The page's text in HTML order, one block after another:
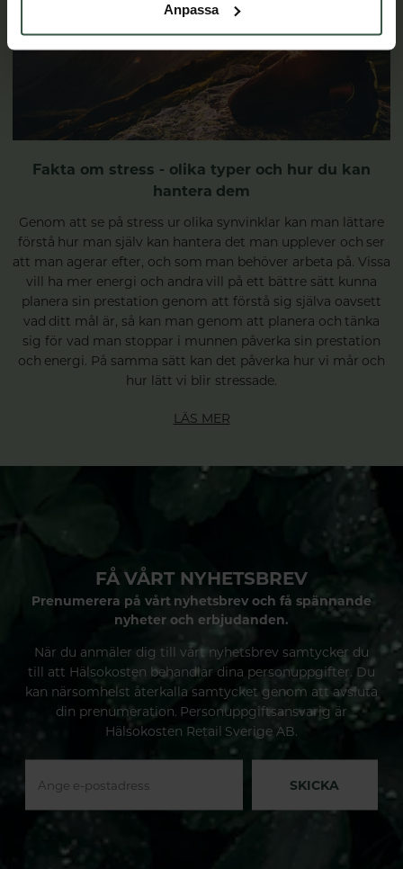
Anpassa
Fakta om stress - olika typer och hur du kan
hantera dem
Genom att se på stress ur olika synvinklar kan man lättare
förstå hur man själv kan hantera det man upplever och ser
att man agerar efter, och som man behöver arbeta på. Vissa
vill ha mer energi och andra vill på ett bättre sätt kunna
planera sin prestation genom att förstå sig själva oavsett
vad ditt mål är, så kan man genom att planera och tänka
sig för vad man stoppar i munnen påverka sin prestation
och energi. På samma sätt kan det påverka hur vi mår och
hur lätt vi blir stressade.
LÄS MER
FÅ VÅRT NYHETSBREV
Prenumerera på vårt nyhetsbrev och få spännande
nyheter och erbjudanden.
När du anmäler dig till vårt nyhetsbrev samtycker du
till att Hälsokosten behandlar dina personuppgifter. Du
kan närsomhelst återkalla samtycket genom att avsluta
din prenumeration. Personuppgiftsansvarig är
Hälsokosten Retail Sverige AB.
SKICKA